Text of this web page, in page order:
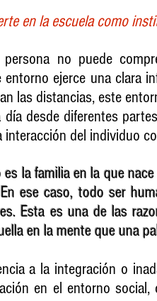
en la escuela como
no puede
ejerce una clara
las distancias, este
desde diferentes
del individuo
la familia en la que
ese caso, todo ser
Esta es una de las
en la mente que una
a la integración o
en el entorno